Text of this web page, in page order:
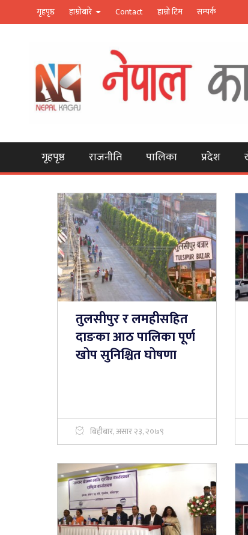
गृहपृष्ठ हाम्रोबारे Contact हाम्रो टिम सम्पर्क
गृहपृष्ठ राजनीति पालिका प्रदेश
तुलसीपुर र लमहीसहित
दाङका आठ पालिका पूर्ण
खोप सुनिश्चित घोषणा
बिहीबार, असार २३, २०७९
तथा सहजीकरणका लागि
तहलाई मन्त्रालयको आग्रह
नेपालगञ्जमा सघन
गुज्रेका सामान
हजार जरिवाना